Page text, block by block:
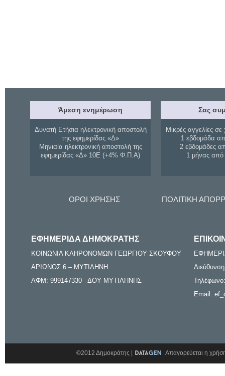
Άμεση ενημέρωση
Δυνατή Ετήσια ηλεκτρονική αποστολή
της εφημερίδας «Δ»
Μηνιαία ηλεκτρονική αποστολή της
εφημερίδας «Δ» 10Ε (+4% Φ.Π.Α)
Σας
Μικρές αγγελίες σε
1 εβδομάδα
2 εβδομάδες
1 μήνας
ΟΡΟΙ ΧΡΗΣΗΣ ΠΟΛΙΤΙΚΗ
ΕΦΗΜΕΡΙΔΑ ΔΗΜΟΚΡΑΤΗΣ
ΚΟΙΝΩΝΙΑ ΚΛΗΡΟΝΟΜΩΝ ΓΕΩΡΓΙΟΥ ΣΚΟΥΦΟΥ
ΑΡΙΩΝΟΣ 6 – ΜΥΤΙΛΗΝΗ
ΑΦΜ: 999147330 - ΔΟΥ ΜΥΤΙΛΗΝΗΣ
Email:
©2012 Δημοκράτης | Απαγορεύεται η